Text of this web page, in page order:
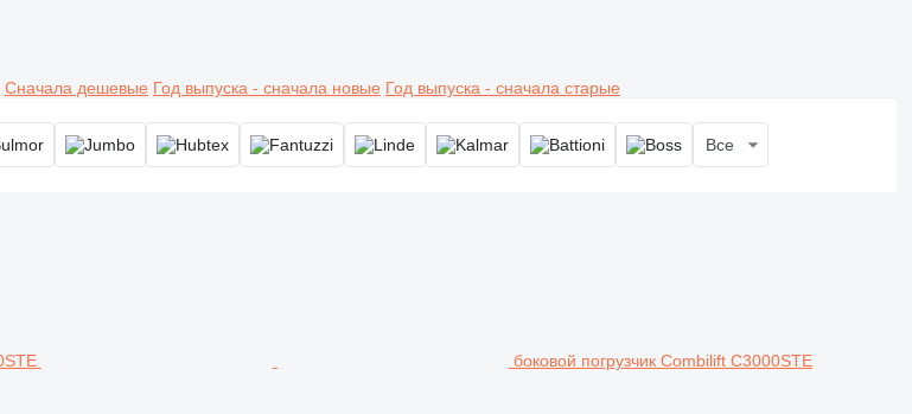
Сначала дешевые Год выпуска - сначала новые Год выпуска - сначала старые
Все
боковой погрузчик Combilift C3000STE